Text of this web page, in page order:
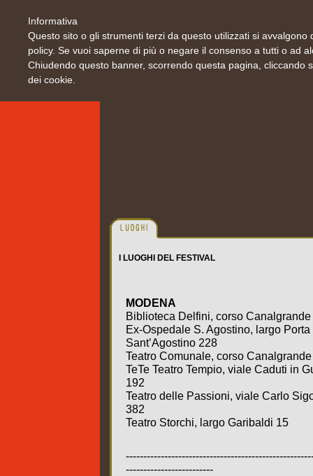
I LUOGHI DEL FESTIVAL
MODENA
Biblioteca Delfini, corso
Ex-Ospedale S. Agostino, largo Porta
Sant’Agostino 228
Teatro Comunale, corso
TeTe Teatro Tempio, viale Caduti in
192
Teatro delle Passioni, viale Carlo
382
Teatro Storchi, largo Garibaldi 15
-------------------------
Informativa
Questo sito o gli strumenti terzi da questo utilizzati si
policy. Se vuoi saperne di più o negare il consenso a tutti o ad
Chiudendo questo banner, scorrendo questa pagina, cliccando
dei cookie.